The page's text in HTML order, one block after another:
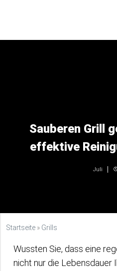
Sauberen Grill
effektive
Juli
Startseite » Grills
Wussten Sie, dass eine
nicht nur die Lebensdauer